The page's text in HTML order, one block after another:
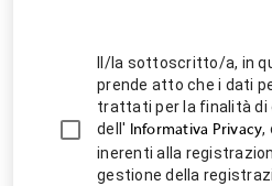
Il/la sottoscritto/a, in
prende atto che i dati
trattati per la finalità di
dell' Informativa Privacy,
inerenti alla
gestione della